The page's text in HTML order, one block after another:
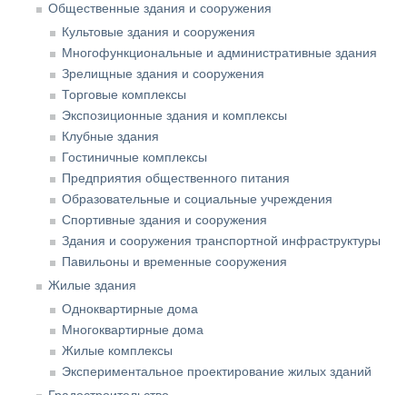
Общественные здания и сооружения
Культовые здания и сооружения
Многофункциональные и административные здания
Зрелищные здания и сооружения
Торговые комплексы
Экспозиционные здания и комплексы
Клубные здания
Гостиничные комплексы
Предприятия общественного питания
Образовательные и социальные учреждения
Спортивные здания и сооружения
Здания и сооружения транспортной инфраструктуры
Павильоны и временные сооружения
Жилые здания
Одноквартирные дома
Многоквартирные дома
Жилые комплексы
Экспериментальное проектирование жилых зданий